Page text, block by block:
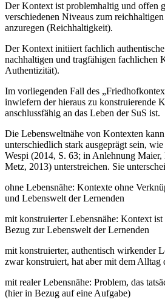
Der Kontext ist problemhaltig und offen
verschiedenen Niveaus zum
anzuregen (Reichhaltigkeit).
Der Kontext initiiert fachlich
nachhaltigen und tragfähigen fachlichen
Authentizität).
Im vorliegenden Fall des
inwiefern der hieraus zu konstruierende
anschlussfähig an das Leben der SuS ist.
Die Lebensweltnähe von Kontexten
unterschiedlich stark ausgeprägt sein,
Wespi (2014, S. 63; in Anlehnung
Metz, 2013) unterstreichen. Sie
ohne Lebensnähe: Kontexte ohne
und Lebenswelt der Lernenden
mit konstruierter Lebensnähe: Kontext
Bezug zur Lebenswelt der Lernenden
mit konstruierter, authentisch wirkender
zwar konstruiert, hat aber mit dem Alltag
mit realer Lebensnähe: Problem, das
(hier in Bezug auf eine Aufgabe)